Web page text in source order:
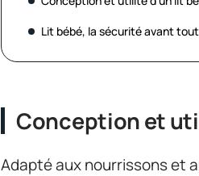
Lit bébé, la sécurité avant tout
Conception et
Adapté aux nourrissons et